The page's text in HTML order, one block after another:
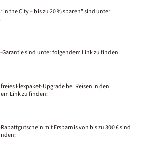
the City – bis zu 20 % sparen" sind unter
Garantie sind unter folgendem Link zu finden.
Flexpaket-Upgrade bei Reisen in den
Link zu finden:
mit Ersparnis von bis zu 300 € sind